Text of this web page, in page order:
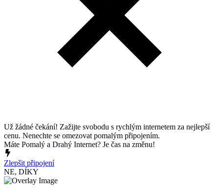
Už žádné čekání! Zažijte svobodu s rychlým internetem za nejlepší
cenu. Nenechte se omezovat pomalým připojením.
Máte Pomalý a Drahý Internet? Je čas na změnu!
Zlepšit připojení
NE, DÍKY